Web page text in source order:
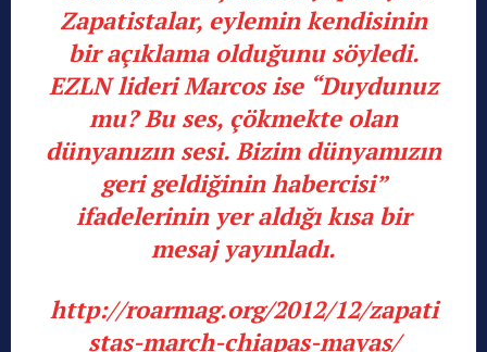
Zapatistalar, eylemin kendisinin
bir açıklama olduğunu söyledi.
EZLN lideri Marcos ise “Duydunuz
mu? Bu ses, çökmekte olan
dünyanızın sesi. Bizim dünyamızın
geri geldiğinin habercisi”
ifadelerinin yer aldığı kısa bir
mesaj yayınladı.
http://roarmag.org/2012/12/zapati
stas-march-chiapas-mayas/